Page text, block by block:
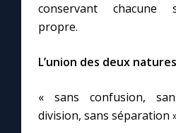
conservant chacune
propre.
L’union des deux
« sans confusion,
division, sans séparation